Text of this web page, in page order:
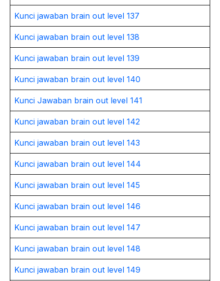
Kunci jawaban brain out level 137
Kunci jawaban brain out level 138
Kunci jawaban brain out level 139
Kunci jawaban brain out level 140
Kunci Jawaban brain out level 141
Kunci jawaban brain out level 142
Kunci jawaban brain out level 143
Kunci jawaban brain out level 144
Kunci jawaban brain out level 145
Kunci jawaban brain out level 146
Kunci jawaban brain out level 147
Kunci jawaban brain out level 148
Kunci jawaban brain out level 149